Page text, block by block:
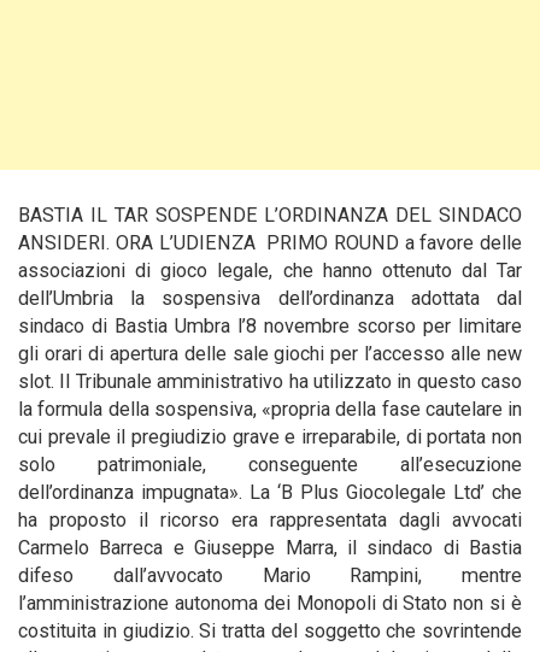
BASTIA IL TAR SOSPENDE L’ORDINANZA DEL SINDACO
ANSIDERI. ORA L’UDIENZA PRIMO ROUND a favore delle
associazioni di gioco legale, che hanno ottenuto dal Tar
dell’Umbria la sospensiva dell’ordinanza adottata dal
sindaco di Bastia Umbra l’8 novembre scorso per limitare
gli orari di apertura delle sale giochi per l’accesso alle new
slot. Il Tribunale amministrativo ha utilizzato in questo caso
la formula della sospensiva, «propria della fase cautelare in
cui prevale il pregiudizio grave e irreparabile, di portata non
solo patrimoniale, conseguente all’esecuzione
dell’ordinanza impugnata». La ‘B Plus Giocolegale Ltd’ che
ha proposto il ricorso era rappresentata dagli avvocati
Carmelo Barreca e Giuseppe Marra, il sindaco di Bastia
difeso dall’avvocato Mario Rampini, mentre
l’amministrazione autonoma dei Monopoli di Stato non si è
costituita in giudizio. Si tratta del soggetto che sovrintende